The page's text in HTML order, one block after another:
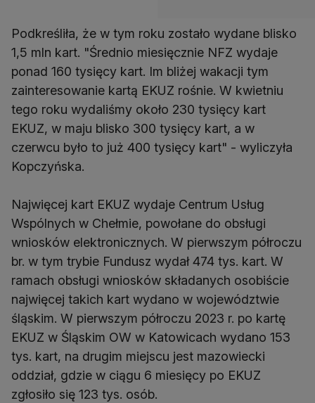
Podkreśliła, że w tym roku zostało wydane blisko
1,5 mln kart. "Średnio miesięcznie NFZ wydaje
ponad 160 tysięcy kart. Im bliżej wakacji tym
zainteresowanie kartą EKUZ rośnie. W kwietniu
tego roku wydaliśmy około 230 tysięcy kart
EKUZ, w maju blisko 300 tysięcy kart, a w
czerwcu było to już 400 tysięcy kart" - wyliczyła
Kopczyńska.
Najwięcej kart EKUZ wydaje Centrum Usług
Wspólnych w Chełmie, powołane do obsługi
wniosków elektronicznych. W pierwszym półroczu
br. w tym trybie Fundusz wydał 474 tys. kart. W
ramach obsługi wniosków składanych osobiście
najwięcej takich kart wydano w województwie
śląskim. W pierwszym półroczu 2023 r. po kartę
EKUZ w Śląskim OW w Katowicach wydano 153
tys. kart, na drugim miejscu jest mazowiecki
oddział, gdzie w ciągu 6 miesięcy po EKUZ
zgłosiło się 123 tys. osób.